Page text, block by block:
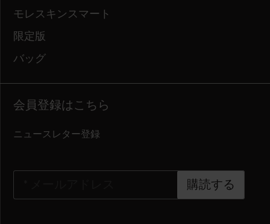
モレスキンスマート
限定版
バッグ
会員登録はこちら
ニュースレター登録
購読する